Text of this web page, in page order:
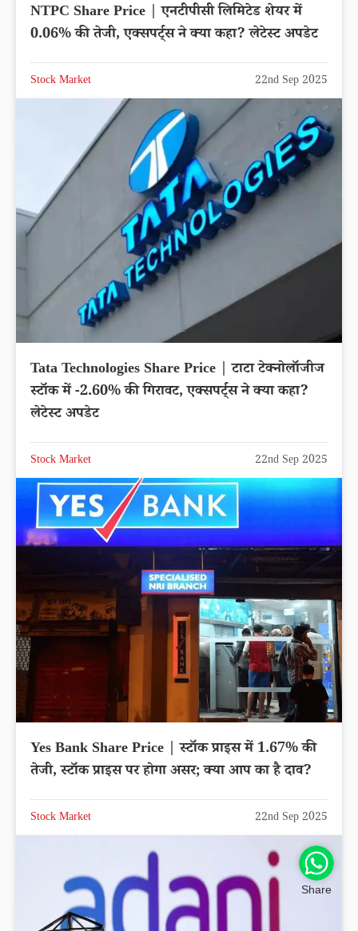
NTPC Share Price | एनटीपीसी लिमिटेड शेयर में
0.06% की तेजी, एक्सपर्ट्स ने क्या कहा? लेटेस्ट अपडेट
Stock Market 22nd Sep 2025
Tata Technologies Share Price | टाटा टेक्नोलॉजीज
स्टॉक में -2.60% की गिरावट, एक्सपर्ट्स ने क्या कहा?
लेटेस्ट अपडेट
Stock Market 22nd Sep 2025
Yes Bank Share Price | स्टॉक प्राइस में 1.67% की
तेजी, स्टॉक प्राइस पर होगा असर; क्या आप का है दाव?
Stock Market 22nd Sep 2025
Share